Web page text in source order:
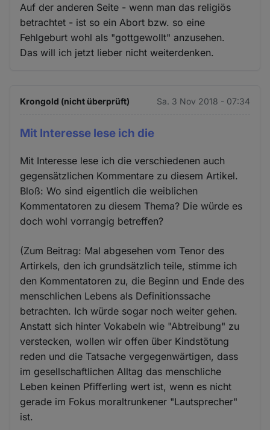
Auf der anderen Seite - wenn man das religiös
betrachtet - ist so ein Abort bzw. so eine
Fehlgeburt wohl als "gottgewollt" anzusehen.
Das will ich jetzt lieber nicht weiterdenken.
Krongold (nicht überprüft) Sa. 3 Nov 2018 - 07:34
Mit Interesse lese ich die
Mit Interesse lese ich die verschiedenen auch
gegensätzlichen Kommentare zu diesem Artikel.
Bloß: Wo sind eigentlich die weiblichen
Kommentatoren zu diesem Thema? Die würde es
doch wohl vorrangig betreffen?
(Zum Beitrag: Mal abgesehen vom Tenor des
Artirkels, den ich grundsätzlich teile, stimme ich
den Kommentatoren zu, die Beginn und Ende des
menschlichen Lebens als Definitionssache
betrachten. Ich würde sogar noch weiter gehen.
Anstatt sich hinter Vokabeln wie "Abtreibung" zu
verstecken, wollen wir offen über Kindstötung
reden und die Tatsache vergegenwärtigen, dass
im gesellschaftlichen Alltag das menschliche
Leben keinen Pfifferling wert ist, wenn es nicht
gerade im Fokus moraltrunkener "Lautsprecher"
ist.